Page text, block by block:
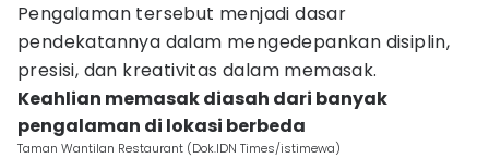
Pengalaman tersebut menjadi dasar
pendekatannya dalam mengedepankan disiplin,
presisi, dan kreativitas dalam memasak.
Keahlian memasak diasah dari banyak
pengalaman di lokasi berbeda
Taman Wantilan Restaurant (Dok.IDN Times/istimewa)